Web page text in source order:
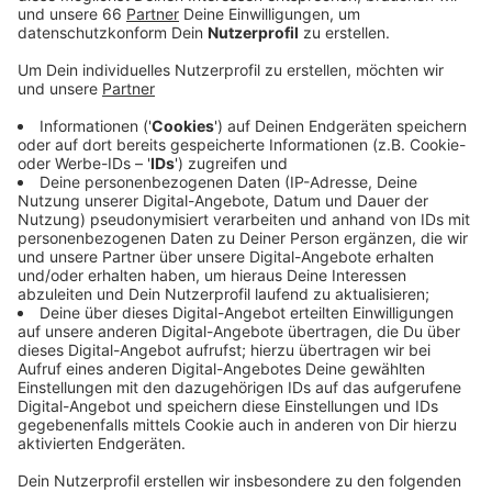
und der zuständigen Bezirksvertretung. Doch das
soll sich künftig ändern.
Veröffentlicht:Dienstag, 04.06.2019 08:16
Anzeige
Der Platz soll wieder zu einem attraktiven Treffpunkt
für die Düsseldorfer werden. Damit das auch klappt,
wird künftig ein Sicherheitsdienst in regelmäßigen
Abständen nachts seine Runden ziehen. Er soll dafür
sorgen, dass der Anblick von Müll, Scherben und
Vandalismusschäden der Vergangenheit angehört. Der
Sicherheitsdienst kann außerdem jederzeit die Polizei
oder das Ordnungsamt hinzuholen. Zuerst handelt es
sich dabei um einen Pilotversuch. Ende des Jahres soll
die Lage dann neu bewertet werden. Die Kosten für
den Sicherheitsdienst werden von der zuständigen